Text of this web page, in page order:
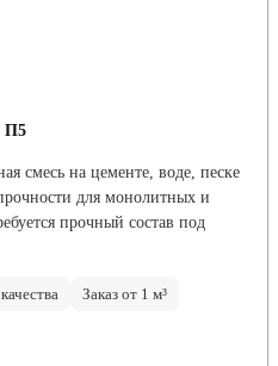
П5
смесь на цементе, воде, песке
для монолитных и
прочный состав под
Заказ от 1 м³